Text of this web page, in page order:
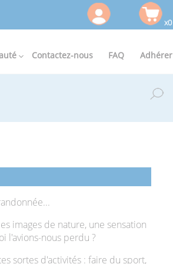
x0
Contactez-nous FAQ Adhérer
images de nature, une sensation
l'avions-nous perdu ?
sortes d'activités : faire du sport,